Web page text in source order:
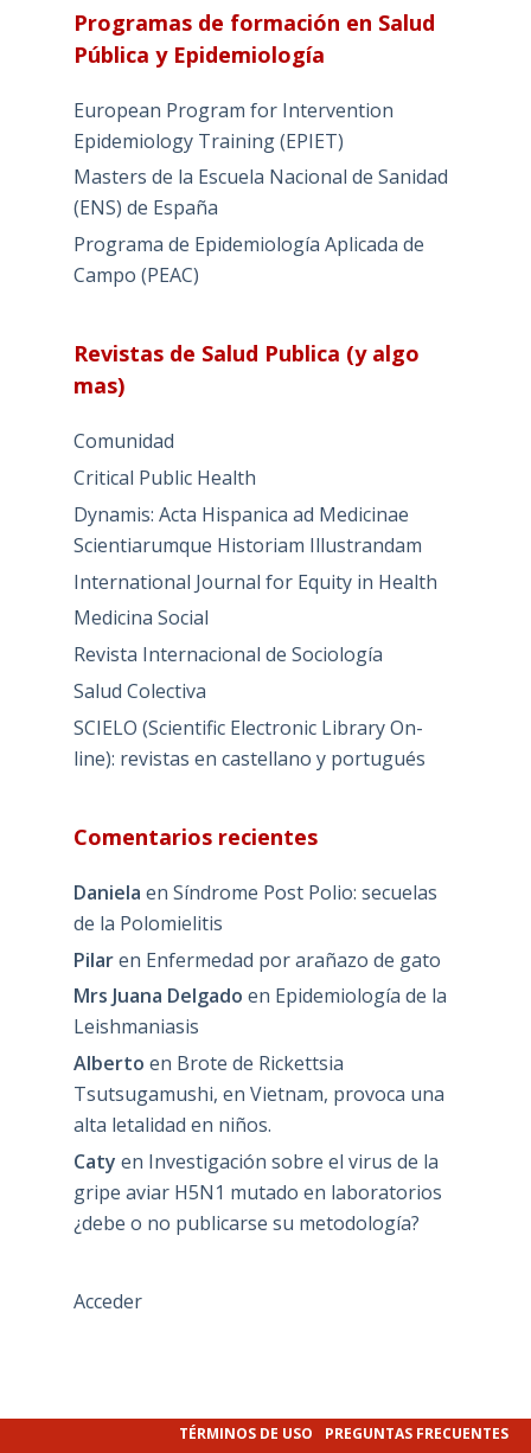
Programas de formación en Salud
Pública y Epidemiología
European Program for Intervention
Epidemiology Training (EPIET)
Masters de la Escuela Nacional de Sanidad
(ENS) de España
Programa de Epidemiología Aplicada de
Campo (PEAC)
Revistas de Salud Publica (y algo
mas)
Comunidad
Critical Public Health
Dynamis: Acta Hispanica ad Medicinae
Scientiarumque Historiam Illustrandam
International Journal for Equity in Health
Medicina Social
Revista Internacional de Sociología
Salud Colectiva
SCIELO (Scientific Electronic Library On-
line): revistas en castellano y portugués
Comentarios recientes
Daniela en Síndrome Post Polio: secuelas
de la Polomielitis
Pilaren Enfermedad por arañazo de gato
Mrs Juana Delgado en Epidemiología de la
Leishmaniasis
Alberto en Brote de Rickettsia
Tsutsugamushi, en Vietnam, provoca una
alta letalidad en niños.
Caty en Investigación sobre el virus de la
gripe aviar H5N1 mutado en laboratorios
¿debe o no publicarse su metodología?
Acceder
TÉRMINOS DE USO PREGUNTAS FRECUENTES